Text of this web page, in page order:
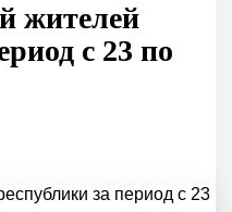
жителей
с 23 по